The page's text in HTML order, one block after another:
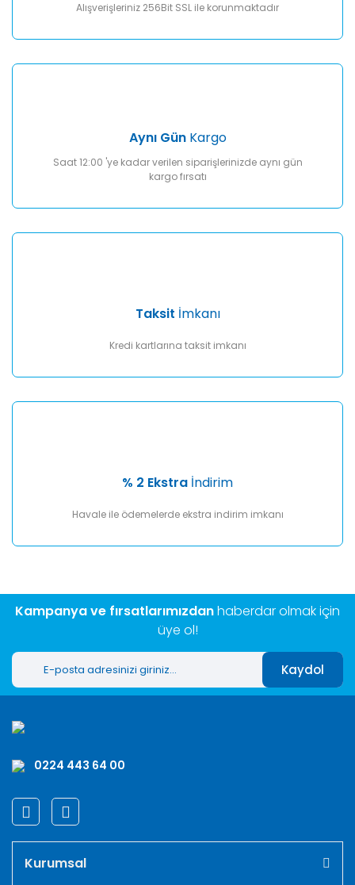
Alışverişleriniz 256Bit SSL ile korunmaktadır
Aynı GünKargo
Saat 12:00 'ye kadar verilen siparişlerinizde aynı gün
kargo fırsatı
Taksit İmkanı
Kredi kartlarına taksit imkanı
% 2 Ekstra İndirim
Havale ile ödemelerde ekstra indirim imkanı
Kampanya ve fırsatlarımızdanhaberdar olmak için
üye ol!
Kaydol
0224 443 64 00
Kurumsal